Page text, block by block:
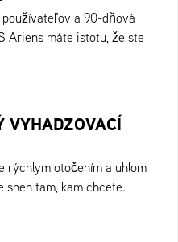
a 90-dňová
Ariens máte istotu, že ste
VYHADZOVACÍ
rýchlym otočením a uhlom
sneh tam, kam chcete.